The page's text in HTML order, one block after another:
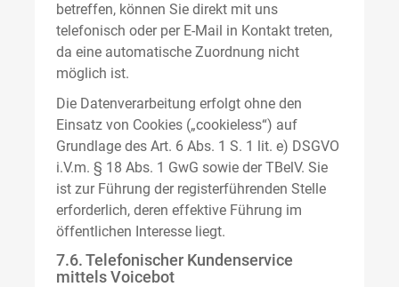
betreffen, können Sie direkt mit uns
telefonisch oder per E-Mail in Kontakt treten,
da eine automatische Zuordnung nicht
möglich ist.
Die Datenverarbeitung erfolgt ohne den
Einsatz von Cookies („cookieless“) auf
Grundlage des Art. 6 Abs. 1 S. 1 lit. e) DSGVO
i.V.m. § 18 Abs. 1 GwG sowie der TBelV. Sie
ist zur Führung der registerführenden Stelle
erforderlich, deren effektive Führung im
öffentlichen Interesse liegt.
7.6. Telefonischer Kundenservice
mittels Voicebot